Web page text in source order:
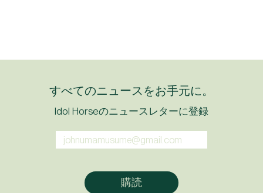
すべてのニュースをお手元に。
Idol Horseのニュースレターに登録